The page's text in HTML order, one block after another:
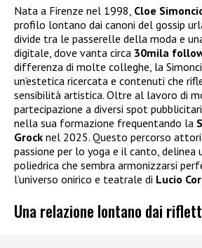
Nata a Firenze nel 1998, Cloe
profilo lontano dai canoni del gossip
divide tra le passerelle della moda e
digitale, dove vanta circa 30mila
differenza di molte colleghe, la
un’estetica ricercata e contenuti che
sensibilità artistica. Oltre al lavoro di
partecipazione a diversi spot
nella sua formazione frequentando la
Grock nel 2025. Questo percorso
passione per lo yoga e il canto, delinea
poliedrica che sembra armonizzarsi
l’universo onirico e teatrale di Lucio
Una relazione lontano dai